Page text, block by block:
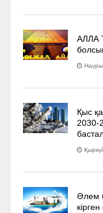
АЛЛА
Қыс
2030-
Әлем